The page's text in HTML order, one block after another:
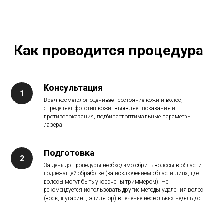
Как проводится процедура
Консультация
Врач-косметолог оценивает состояние кожи и волос,
определяет фототип кожи, выявляет показания и
противопоказания, подбирает оптимальные параметры
лазера
Подготовка
За день до процедуры необходимо сбрить волосы в области,
подлежащей обработке (за исключением области лица, где
волосы могут быть укорочены триммером). Не
рекомендуется использовать другие методы удаления волос
(воск, шугаринг, эпилятор) в течение нескольких недель до